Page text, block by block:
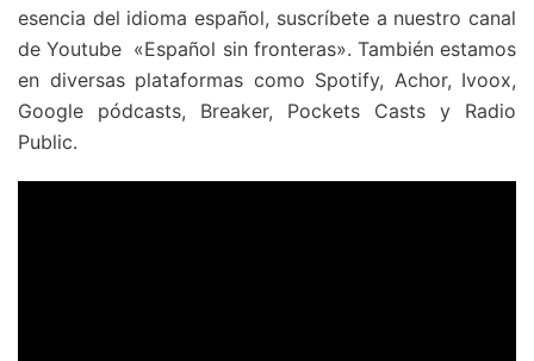
esencia del idioma español, suscríbete a nuestro canal
de Youtube «Español sin fronteras». También estamos
en diversas plataformas como Spotify, Achor, Ivoox,
Google pódcasts, Breaker, Pockets Casts y Radio
Public.